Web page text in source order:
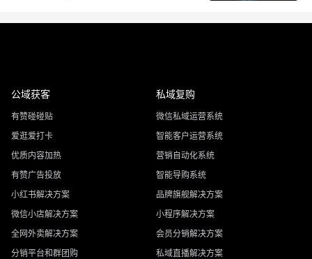
公域获客
有赞碰碰贴
爱逛爱打卡
优质内容加热
有赞广告投放
小红书解决方案
微信小店解决方案
全网外卖解决方案
分销平台和群团购
私域复购
微信私域运营系统
智能客户运营系统
营销自动化系统
智能导购系统
品牌旗舰解决方案
小程序解决方案
会员分销解决方案
私域直播解决方案